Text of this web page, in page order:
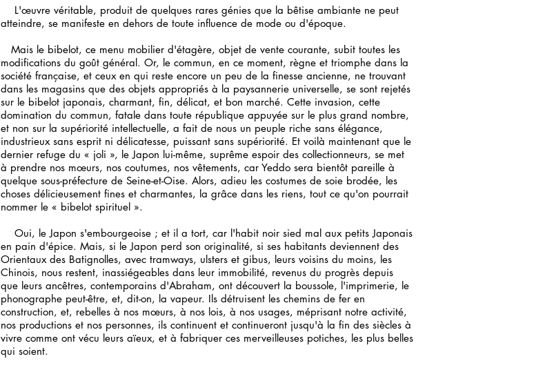
L'œuvre véritable, produit de quelques rares génies que la bêtise ambiante ne peut
atteindre, se manifeste en dehors de toute influence de mode ou d'époque.
Mais le bibelot, ce menu mobilier d'étagère, objet de vente courante, subit toutes les
modifications du goût général. Or, le commun, en ce moment, règne et triomphe dans la
société française, et ceux en qui reste encore un peu de la finesse ancienne, ne trouvant
dans les magasins que des objets appropriés à la paysannerie universelle, se sont rejetés
sur le bibelot japonais, charmant, fin, délicat, et bon marché. Cette invasion, cette
domination du commun, fatale dans toute république appuyée sur le plus grand nombre,
et non sur la supériorité intellectuelle, a fait de nous un peuple riche sans élégance,
industrieux sans esprit ni délicatesse, puissant sans supériorité. Et voilà maintenant que le
dernier refuge du « joli », le Japon lui-même, suprême espoir des collectionneurs, se met
à prendre nos mœurs, nos coutumes, nos vêtements, car Yeddo sera bientôt pareille à
quelque sous-préfecture de Seine-et-Oise. Alors, adieu les costumes de soie brodée, les
choses délicieusement fines et charmantes, la grâce dans les riens, tout ce qu'on pourrait
nommer le « bibelot spirituel ».
Oui, le Japon s'embourgeoise ; et il a tort, car l'habit noir sied mal aux petits Japonais
en pain d'épice. Mais, si le Japon perd son originalité, si ses habitants deviennent des
Orientaux des Batignolles, avec tramways, ulsters et gibus, leurs voisins du moins, les
Chinois, nous restent, inassiégeables dans leur immobilité, revenus du progrès depuis
que leurs ancêtres, contemporains d'Abraham, ont découvert la boussole, l'imprimerie, le
phonographe peut-être, et, dit-on, la vapeur. Ils détruisent les chemins de fer en
construction, et, rebelles à nos mœurs, à nos lois, à nos usages, méprisant notre activité,
nos productions et nos personnes, ils continuent et continueront jusqu'à la fin des siècles à
vivre comme ont vécu leurs aïeux, et à fabriquer ces merveilleuses potiches, les plus belles
qui soient.